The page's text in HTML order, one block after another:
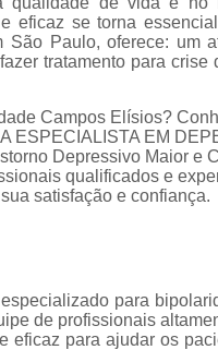
eficaz se torna
Paulo, oferece: um
tratamento para
Campos Elísios?
ESPECIALISTA EM
Depressivo Maior e
qualificados e
satisfação e confiança.
para
de profissionais
eficaz para ajudar os